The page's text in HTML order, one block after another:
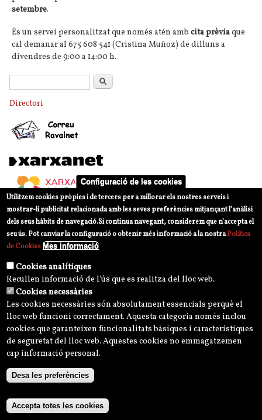
setembre.
És un servei personalitzat que només atén amb cita prèviaque
cal demanar al 675 608 541 (Cristina Muñoz) de dilluns a
divendres de 9:00 a 14:00 h.
Formulari de cercaCerca
Directori
Avís legal
Política de privacitat i normes d'ús
Política de Cookies
Configuració de les cookies
Utilitzem cookies pròpies i de tercers per a millorar els nostres serveis i
mostrar-li publicitat relacionada amb les seves preferències mitjançant l’anàlisi
dels seus hàbits de navegació.Si continua navegant, considerem que n’accepta el
seu ús. Pot canviar la configuració o obtenir més informació a la nostraPolítica
de Cookies Mes informació
Cookies analítiques
Recullen informació de l'ús que es realitza del lloc web.
Cookies necessàries
Les cookies necessàries són absolutament essencials perquè el
lloc web funcioni correctament. Aquesta categoria només inclou
cookies que garanteixen funcionalitats bàsiques i característiques
de seguretat del lloc web. Aquestes cookies no emmagatzemen
cap informació personal.
Desa les preferències
Accepta totes les cookies